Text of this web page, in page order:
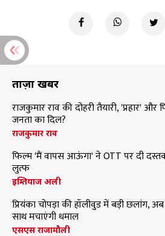
ताज़ा खबरें
राजकुमार राव की दोहरी तैयारी, 'प्रहार'
जनता का दिल?
राजकुमार राव
फिल्म 'मैं वापस आऊंगा' ने OTT पर दी
लुत्फ
इम्तियाज अली
प्रियंका चोपड़ा की हॉलीवुड में बड़ी छलांग,
साथ मचाएंगी धमाल
एसएस राजामौली